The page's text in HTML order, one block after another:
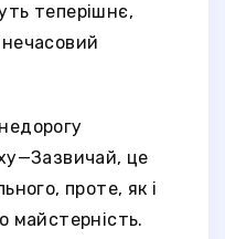
теперішнє,
це
проте, як і
майстерність.